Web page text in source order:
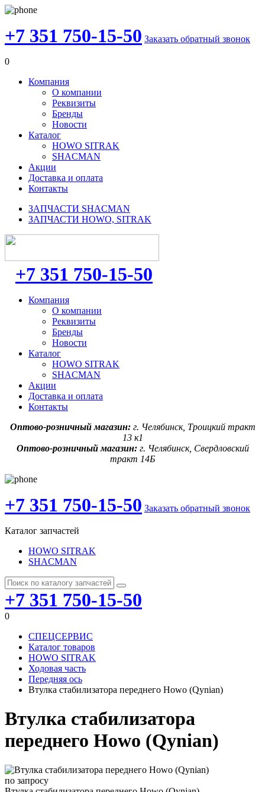
+7 351 750-15-50 Заказать обратный звонок
0
Компания
О компании
Реквизиты
Бренды
Новости
Каталог
HOWO SITRAK
SHACMAN
Акции
Доставка и оплата
Контакты
ЗАПЧАСТИ SHACMAN
ЗАПЧАСТИ HOWO, SITRAK
+7 351 750-15-50
Компания
О компании
Реквизиты
Бренды
Новости
Каталог
HOWO SITRAK
SHACMAN
Акции
Доставка и оплата
Контакты
Оптово-розничный магазин: г. Челябинск, Троицкий тракт
13 к1
Оптово-розничный магазин:г. Челябинск, Свердловский
тракт 14Б
+7 351 750-15-50 Заказать обратный звонок
Каталог запчастей
HOWO SITRAK
SHACMAN
+7 351 750-15-50
0
СПЕЦСЕРВИС
Каталог товаров
HOWO SITRAK
Ходовая часть
Передняя ось
Втулка стабилизатора переднего Howo (Qynian)
Втулка стабилизатора
переднего Howo (Qynian)
по запросу